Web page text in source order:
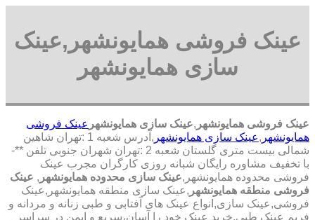
عینک فروشی همایونشهر,عینک
سازی همایونشهر
عینک فروشی همایونشهر ,عینک سازی همایونشهر عینک فروشی
همایونشهر ,عینک سازی همایونشهر
,آدرس شعبه 1 :تهران شاهین
شمالی بیست متری گلستان شعبه 2 :تهران شهران جنوبی تلفن **-
با تخفیف مشاوره رایگان شبانه روزی کارگران مجرب عینک
فروشی محدوده همایونشهر,عینک سازی محدوده همایونشهر , عینک
فروشی منطقه همایونشهر ,عینک سازی منطقه همایونشهر,عینک
فروشی,عینک سازی,انواع عینک های آفتابی و طبی زنانه و مردانه و
فریم عینک طبی,خرید عینک خود را آسان،سریع و ایمن در سراسر